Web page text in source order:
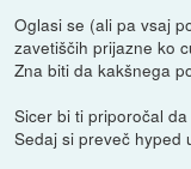
Oglasi se (ali pa vsaj
zavetiščih prijazne ko
Zna biti da kakšnega
Sicer bi ti priporočal
Sedaj si preveč hyped